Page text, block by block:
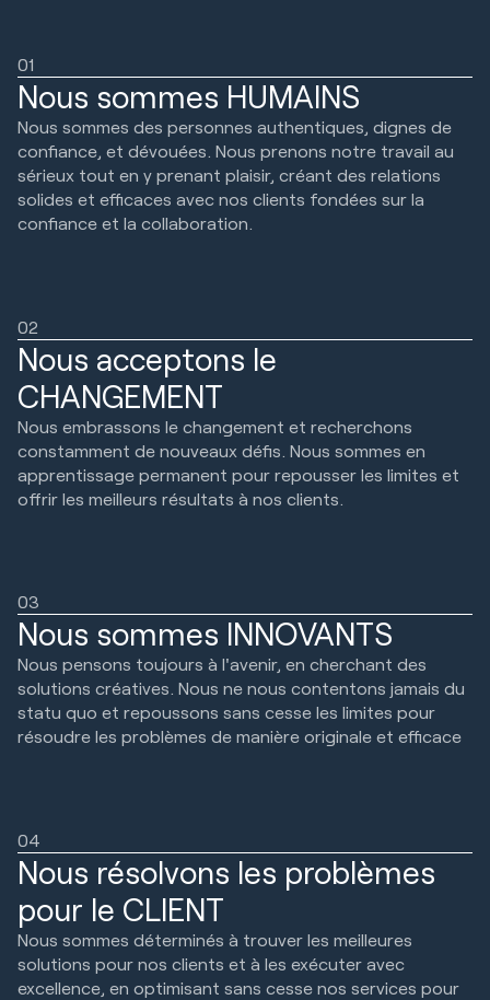
01
Nous sommes HUMAINS
Nous sommes des personnes authentiques, dignes de
confiance, et dévouées. Nous prenons notre travail au
sérieux tout en y prenant plaisir, créant des relations
solides et efficaces avec nos clients fondées sur la
confiance et la collaboration.
02
Nous acceptons le
CHANGEMENT
Nous embrassons le changement et recherchons
constamment de nouveaux défis. Nous sommes en
apprentissage permanent pour repousser les limites et
offrir les meilleurs résultats à nos clients.
03
Nous sommes INNOVANTS
Nous pensons toujours à l'avenir, en cherchant des
solutions créatives. Nous ne nous contentons jamais du
statu quo et repoussons sans cesse les limites pour
résoudre les problèmes de manière originale et efficace
04
Nous résolvons les problèmes
pour le CLIENT
Nous sommes déterminés à trouver les meilleures
solutions pour nos clients et à les exécuter avec
excellence, en optimisant sans cesse nos services pour